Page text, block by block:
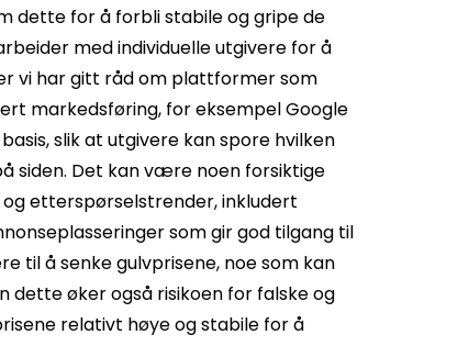
dette for å forbli stabile og gripe de
med individuelle utgivere for å
vi har gitt råd om plattformer som
markedsføring, for eksempel Google
slik at utgivere kan spore hvilken
siden. Det kan være noen forsiktige
etterspørselstrender, inkludert
som gir god tilgang til
til å senke gulvprisene, noe som kan
øker også risikoen for falske og
relativt høye og stabile for å